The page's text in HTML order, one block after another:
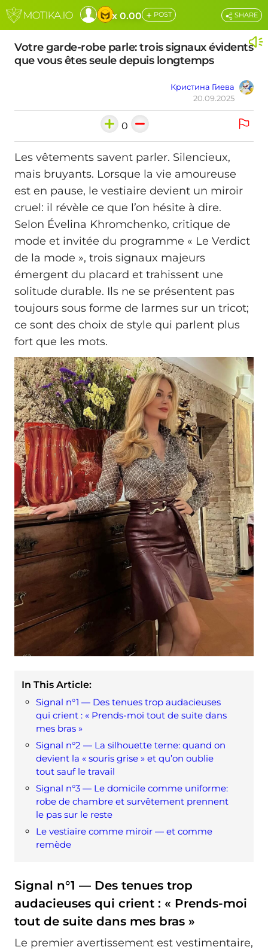
x 0.00 + POST
Votre garde-robe parle: trois signaux évidents
que vous êtes seule depuis longtemps
Кристина Гиева
20.09.2025
SHARE
0
Les vêtements savent parler. Silencieux,
mais bruyants. Lorsque la vie amoureuse
est en pause, le vestiaire devient un miroir
cruel: il révèle ce que l’on hésite à dire.
Selon Évelina Khromchenko, critique de
mode et invitée du programme « Le Verdict
de la mode », trois signaux majeurs
émergent du placard et trahissent une
solitude durable. Ils ne se présentent pas
toujours sous forme de larmes sur un tricot;
ce sont des choix de style qui parlent plus
fort que les mots.
In This Article:
Signal n°1 — Des tenues trop audacieuses
qui crient : « Prends-moi tout de suite dans
mes bras »
Signal n°2 — La silhouette terne: quand on
devient la « souris grise » et qu’on oublie
tout sauf le travail
Signal n°3 — Le domicile comme uniforme:
robe de chambre et survêtement prennent
le pas sur le reste
Le vestiaire comme miroir — et comme
remède
Signal n°1 — Des tenues trop
audacieuses qui crient : « Prends-moi
tout de suite dans mes bras »
Le premier avertissement est vestimentaire,